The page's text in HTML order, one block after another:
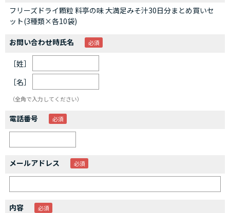
フリーズドライ顆粒 料亭の味 大満足みそ汁30日分まとめ買いセ
ット(3種類×各10袋)
お問い合わせ時氏名
［姓］
［名］
（全角で入力してください）
電話番号
メールアドレス
内容